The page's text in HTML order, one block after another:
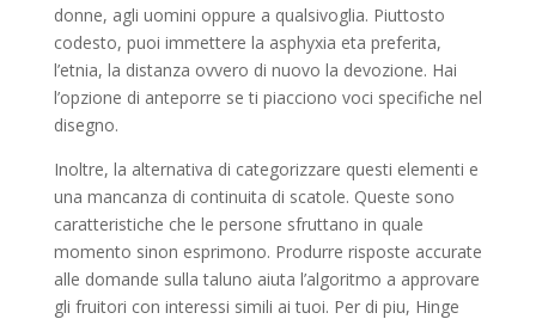
donne, agli uomini oppure a qualsivoglia. Piuttosto
codesto, puoi immettere la asphyxia eta preferita,
l’etnia, la distanza ovvero di nuovo la devozione. Hai
l’opzione di anteporre se ti piacciono voci specifiche nel
disegno.
Inoltre, la alternativa di categorizzare questi elementi e
una mancanza di continuita di scatole. Queste sono
caratteristiche che le persone sfruttano in quale
momento sinon esprimono. Produrre risposte accurate
alle domande sulla taluno aiuta l’algoritmo a approvare
gli fruitori con interessi simili ai tuoi. Per di piu, Hinge